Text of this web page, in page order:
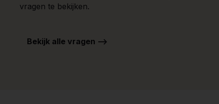
vragen te bekijken.
Bekijk alle vragen -->